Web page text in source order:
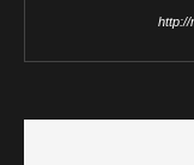
http://